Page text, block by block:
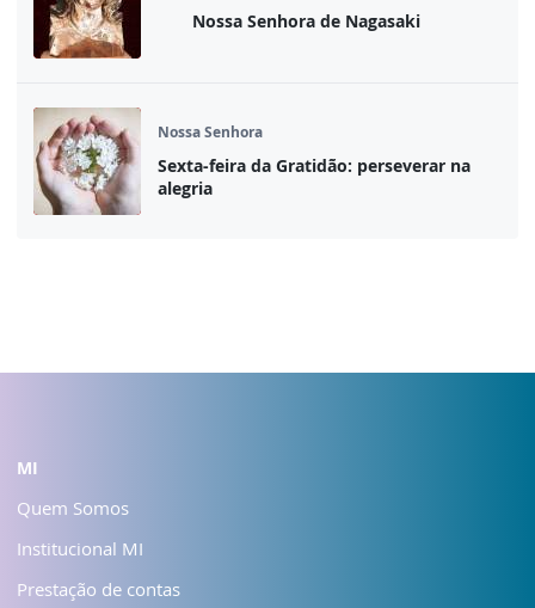
Nossa Senhora de Nagasaki
Nossa Senhora
Sexta-feira da Gratidão: perseverar na
alegria
MI
Quem Somos
Institucional MI
Prestação de contas